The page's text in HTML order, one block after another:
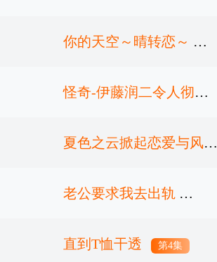
第4集
你的天空～晴转恋～
第1集
怪奇-伊藤润二令人彻夜
难眠的奇异故事－
第4集
夏色之云掀起恋爱与风暴
第4集
老公要求我去出轨
第4集
直到T恤干透 第4集